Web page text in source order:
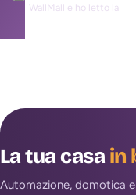
WallMall e ho letto la
La tua casain
Automazione, domotica